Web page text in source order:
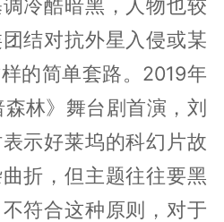
冷酷暗黑，人物也较
结对抗外星入侵或某
的简单套路。2019年
林》舞台剧首演，刘
示好莱坞的科幻片故
折，但主题往往要黑
符合这种原则，对于